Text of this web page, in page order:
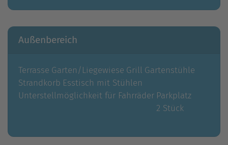
Außenbereich
Terrasse Garten/Liegewiese Grill Gartenstühle
Strandkorb Esstisch mit Stühlen
Unterstellmöglichkeit für Fahrräder Parkplatz
2 Stück